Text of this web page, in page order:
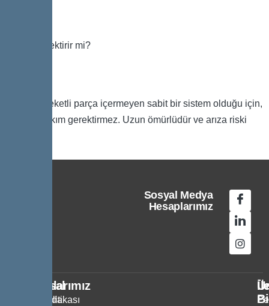
Bakım gerektirir mi?
Hayır. Hareketli parça içermeyen sabit bir sistem olduğu için,
düzenli bakım gerektirmez. Uzun ömürlüdür ve arıza riski
Sosyal Medya
Hesaplarımız
Kurumsal
Hakkımızda
Politikalarımız
KVKK Politikası